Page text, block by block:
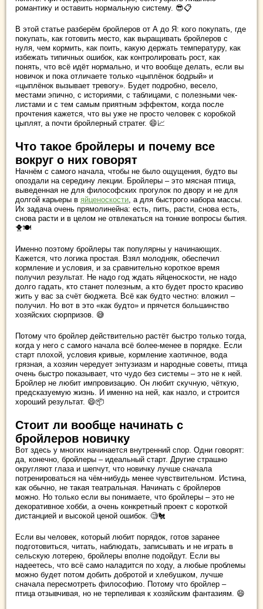
романтику и оставить нормальную систему. 😎📋
В этой статье разберём бройлеров от А до Я: кого покупать, где
покупать, как готовить место, как выращивать бройлеров с
нуля, чем кормить, как поить, какую держать температуру, как
избежать типичных ошибок, как контролировать рост, как
понять, что всё идёт нормально, и что вообще делать, если вы
новичок и пока отличаете только «цыплёнок бодрый» и
«цыплёнок вызывает тревогу». Будет подробно, весело,
местами эпично, с историями, с таблицами, с полезными чек-
листами и с тем самым приятным эффектом, когда после
прочтения кажется, что вы уже не просто человек с коробкой
цыплят, а почти бройлерный стратег. 😄📈
Что такое бройлеры и почему все
вокруг о них говорят
Начнём с самого начала, чтобы не было ощущения, будто вы
опоздали на середину лекции. Бройлеры – это мясная птица,
выведенная не для философских прогулок по двору и не для
долгой карьеры в яйценоскости , а для быстрого набора массы.
Их задача очень прямолинейна: есть, пить, расти, снова есть,
снова расти и в целом не отвлекаться на тонкие вопросы бытия.
🐥🍽️
Именно поэтому бройлеры так популярны у начинающих.
Кажется, что логика простая. Взял молодняк, обеспечил
кормление и условия, и за сравнительно короткое время
получил результат. Не надо год ждать яйценоскости, не надо
долго гадать, кто станет полезным, а кто будет просто красиво
жить у вас за счёт бюджета. Всё как будто честно: вложил –
получил. Но вот в это «как будто» и прячется большинство
хозяйских сюрпризов. 😅
Потому что бройлер действительно растёт быстро только тогда,
когда у него с самого начала всё более-менее в порядке. Если
старт плохой, условия кривые, кормление хаотичное, вода
грязная, а хозяин чередует энтузиазм и народные советы, птица
очень быстро показывает, что чудо без системы – это не к ней.
Бройлер не любит импровизацию. Он любит скучную, чёткую,
предсказуемую жизнь. И именно на ней, как назло, и строится
хороший результат. 😄📦
Стоит ли вообще начинать с
бройлеров новичку
Вот здесь у многих начинается внутренний спор. Одни говорят:
да, конечно, бройлеры – идеальный старт. Другие страшно
округляют глаза и шепчут, что новичку лучше сначала
потренироваться на чём-нибудь менее чувствительном. Истина,
как обычно, не такая театральная. Начинать с бройлеров
можно. Но только если вы понимаете, что бройлеры – это не
декоративное хобби, а очень конкретный проект с короткой
дистанцией и высокой ценой ошибок. 🧐🐔
Если вы человек, который любит порядок, готов заранее
подготовиться, читать, наблюдать, записывать и не играть в
сельскую лотерею, бройлеры вполне подойдут. Если вы
надеетесь, что всё само наладится по ходу, а любые проблемы
можно будет потом добить добротой и хлебушком, лучше
сначала пересмотреть философию. Потому что бройлер –
птица отзывчивая, но не терпеливая к хозяйским фантазиям. 😄